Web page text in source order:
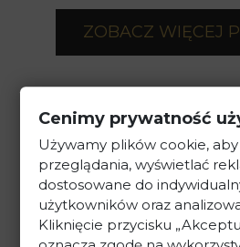
ZOBACZ WIĘCEJ
Kancelaria
ul. Maciejki 13, 02-
Cenimy prywatność
Używamy plików cookie,
przeglądania, wyświetlać
dostosowane do
użytkowników oraz
Kliknięcie przycisku